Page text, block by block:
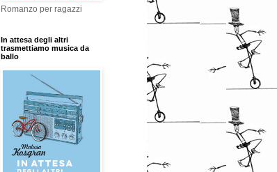
Romanzo per ragazzi
In attesa degli altri
trasmettiamo musica da
ballo